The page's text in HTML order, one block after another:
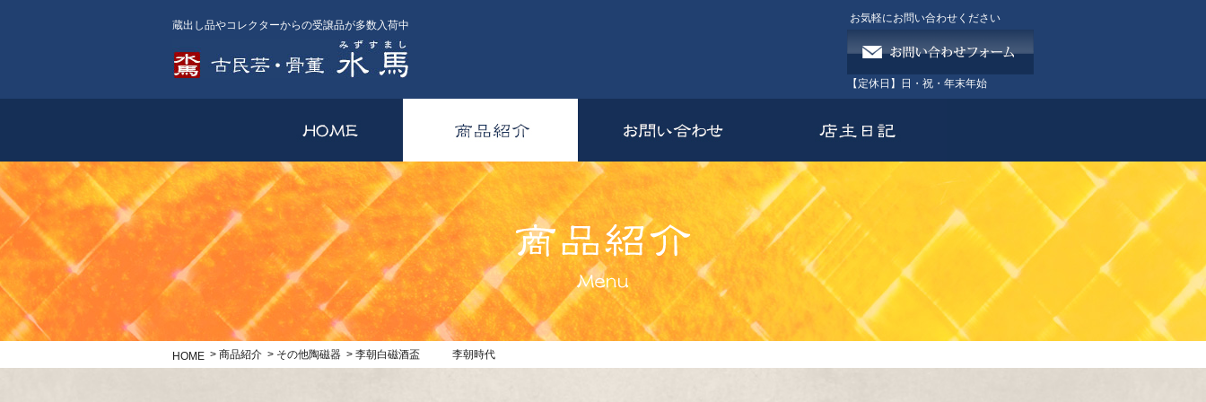
蔵出し品やコレクターからの受譲品が多数入荷中
お気軽にお問い合わせください
【定休日】 日・祝・年末年始
HOME > 商品紹介 > その他陶磁器 > 李朝白磁酒盃 李朝時代